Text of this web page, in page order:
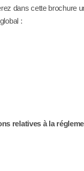
dans cette brochure
:
relatives à la